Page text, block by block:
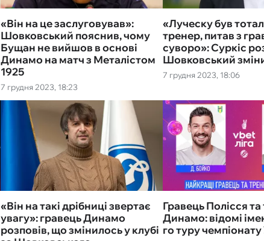
7 грудня 2023, 18:23
«Він на це заслуговував»:
Шовковський пояснив, чому
Бущан не вийшов в основі
Динамо на матч з Металістом
1925
7 грудня 2023, 18:06
«Луческу був
тренер, питав з
суворо»: Суркіс
Шовковський
«Він на такі дрібниці звертає
увагу»: гравець Динамо
розповів, що змінилось у клубі
Гравець Полісся
Динамо: відомі
го туру